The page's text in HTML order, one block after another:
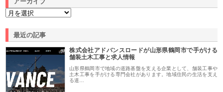
最近の記事
株式会社アドバンスロードが山形県鶴岡市で手がける
舗装土木工事と求人情報
山形県鶴岡市で地域の道路基盤を支える企業として、舗装工事や
土木工事を手がける専門会社があります。地域住民の生活を支え
る道…